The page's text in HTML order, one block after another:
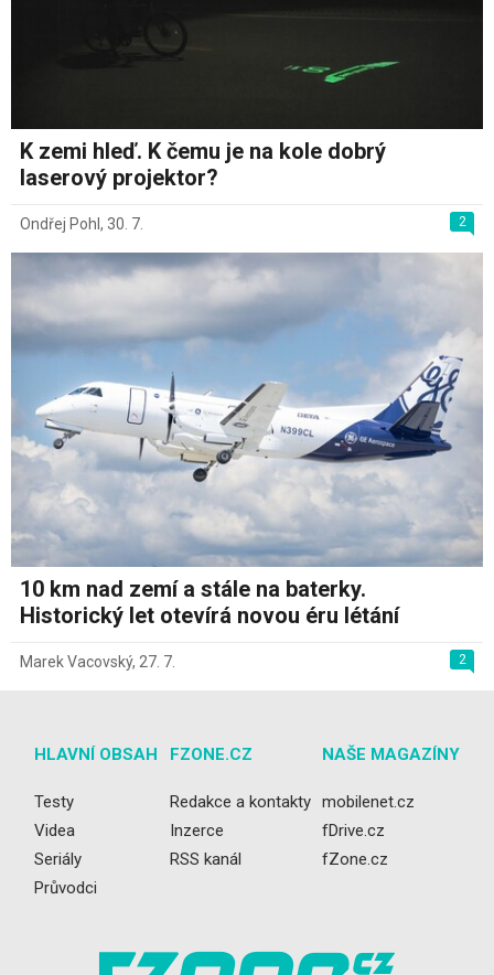
K zemi hleď. K čemu je na kole dobrý
laserový projektor?
2
Ondřej Pohl, 30. 7.
10 km nad zemí a stále na baterky.
Historický let otevírá novou éru létání
2
Marek Vacovský, 27. 7.
HLAVNÍ OBSAH
Testy
Videa
Seriály
Průvodci
FZONE.CZ
Redakce a kontakty
Inzerce
RSS kanál
NAŠE MAGAZÍNY
mobilenet.cz
fDrive.cz
fZone.cz